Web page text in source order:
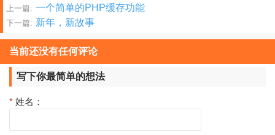
文
章
分
页
上一篇: 一个简单的PHP缓存功能
下一篇: 新年，新故事
当前还没有任何评论
写下你最简单的想法
* 姓名：